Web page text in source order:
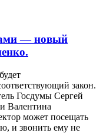
— новый
закон.
Госдумы Сергей
Валентина
может посещать
и звонить ему не